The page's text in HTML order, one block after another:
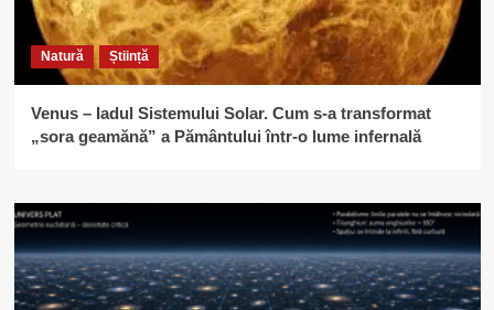
Natură Știință
Venus – Iadul Sistemului Solar. Cum s-a transformat
„sora geamănă” a Pământului într-o lume infernală